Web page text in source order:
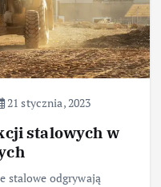
21 stycznia, 2023
stalowych w
stalowe odgrywają